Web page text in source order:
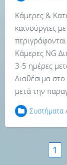
Κάμερες &
καινούργιες
Κάμερες NG
3-5 ημέρες
Διαθέσιμα
μετά την
Συστήματα
1